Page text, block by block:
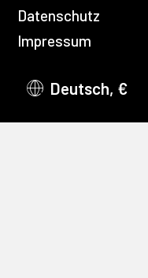
Datenschutz
Impressum
Deutsch, €